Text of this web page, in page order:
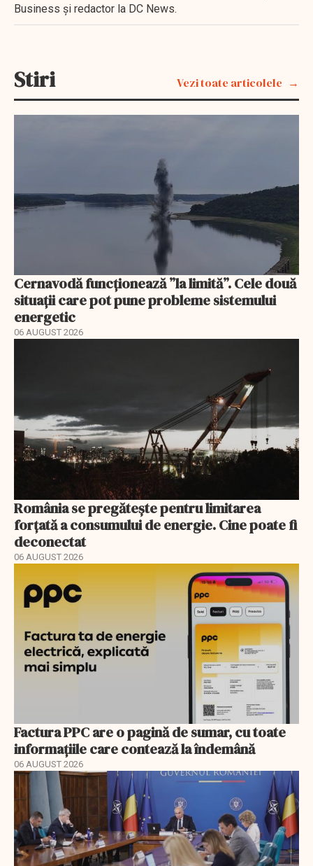
Business şi redactor la DC News.
Stiri Vezi toate articolele
Cernavodă funcționează ”la limită”. Cele două
situații care pot pune probleme sistemului
energetic
06 AUGUST 2026
România se pregătește pentru limitarea
forțată a consumului de energie. Cine poate fi
deconectat
06 AUGUST 2026
Factura PPC are o pagină de sumar, cu toate
informațiile care contează la îndemână
06 AUGUST 2026